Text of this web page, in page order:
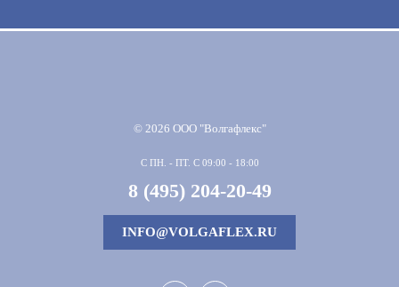
© 2026 ООО "Волгафлекс"
С ПН. - ПТ. С 09:00 - 18:00
8 (495) 204-20-49
INFO@VOLGAFLEX.RU